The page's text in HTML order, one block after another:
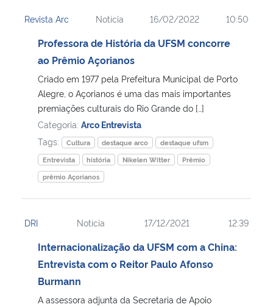
Revista Arc Notícia 16/02/2022 10:50
Professora de História da UFSM concorre
ao Prêmio Açorianos
Criado em 1977 pela Prefeitura Municipal de Porto
Alegre, o Açorianos é uma das mais importantes
premiações culturais do Rio Grande do […]
Categoria: Arco Entrevista
Tags:
Cultura destaque arco
destaque ufsm
Entrevista
história Nikelen Witter
Prêmio
prêmio Açorianos
DRI Notícia 17/12/2021 12:39
Internacionalização da UFSM com a China:
Entrevista com o Reitor Paulo Afonso
Burmann
A assessora adjunta da Secretaria de Apoio